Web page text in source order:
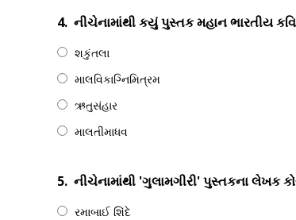
4. નીચેનામાંથી કયું પુસ્તક મહાન ભારતીય
શકુંતલા
માલવિકાગ્નિમિત્રમ
ઋતુસંહાર
માલતીમાધવ
5. નીચેનામાંથી 'ગુલામગીરી' પુસ્તકના લેખક
રમાબાઈ શિંદે